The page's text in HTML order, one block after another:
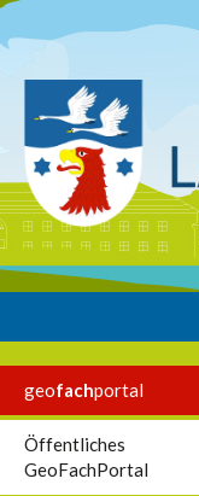
geofachportal
Öffentliches
GeoFachPortal